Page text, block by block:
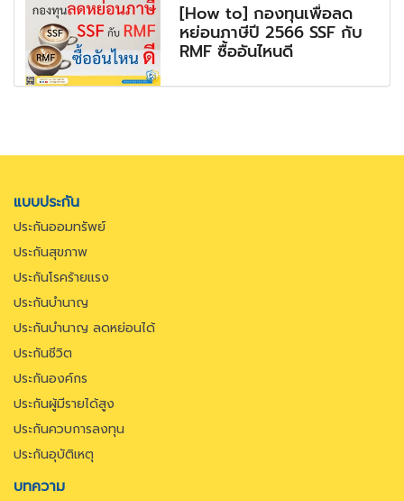
[How to] กองทุนเพื่อลด
หย่อนภาษีปี 2566 SSF กับ
RMF ซื้ออันไหนดี
แบบประกัน
ประกันออมทรัพย์
ประกันสุขภาพ
ประกันโรคร้ายแรง
ประกันบำนาญ
ประกันบำนาญ ลดหย่อนได้
ประกันชีวิต
ประกันองค์กร
ประกันผู้มีรายได้สูง
ประกันควบการลงทุน
ประกันอุบัติเหตุ
บทความ